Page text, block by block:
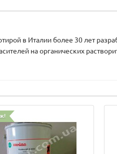
в Италии более 30 лет
на органических